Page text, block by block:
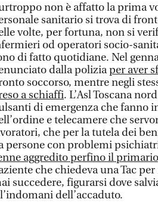
non è affatto la prima
sanitario si trova di
volte, per fortuna, non si
od operatori socio-
di fatto quotidiane. Nel
dalla poliziaper aver
soccorso, mentre negli
a schiaffi. L’Asl Toscana
di emergenza che fanno
e telecamere che
che per la tutela dei
persone con problemi
aggredito perfino il primario
che chiedeva una Tac
succedere, figurarsi dove
dell’accaduto.